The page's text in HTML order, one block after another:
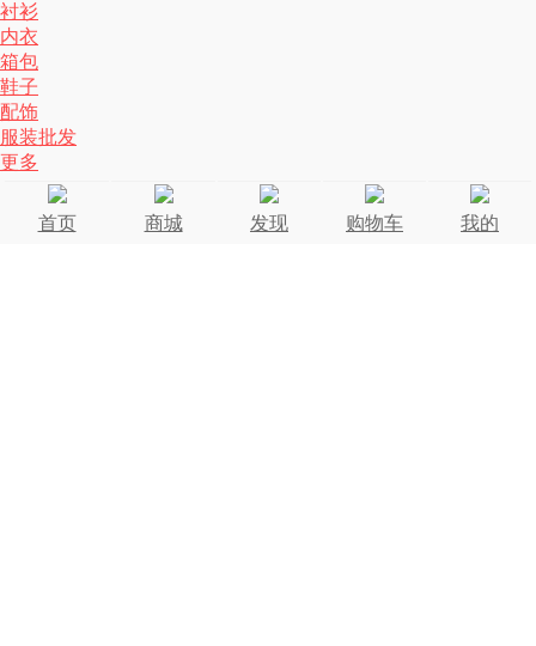
衬衫
内衣
箱包
鞋子
配饰
服装批发
更多
首页 商城 发现 购物车 我的